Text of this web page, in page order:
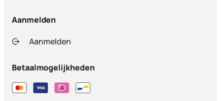
Aanmelden
Aanmelden
Betaalmogelijkheden